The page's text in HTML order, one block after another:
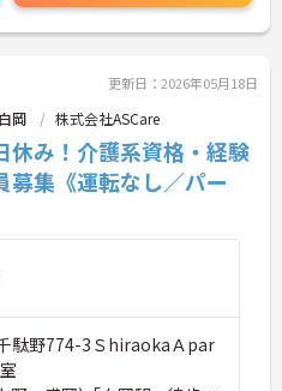
でお気軽にご相談
更新日：2026年05月18日
岡 株式会社ASCare
休み！介護系資格・経験
集《運転なし／パー
駄野774-3ＳhiraokaＡpar